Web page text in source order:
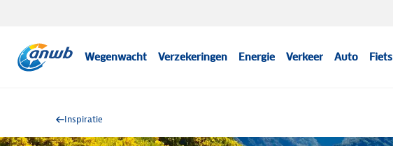
Wegenwacht Verzekeringen Energie Verkeer Auto Fiets
Inspiratie